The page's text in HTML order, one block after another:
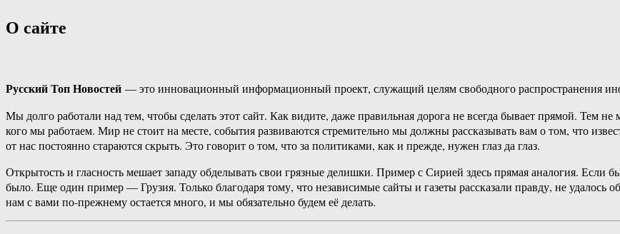
О сайте
Русский Топ Новостей — это инновационный информационный проект, служащий целям свободного распространения
Мы долго работали над тем, чтобы сделать этот сайт. Как видите, даже правильная дорога не всегда бывает прямой. Тем
кого мы работаем. Мир не стоит на месте, события развиваются стремительно мы должны рассказывать вам о том, что
от нас постоянно стараются скрыть. Это говорит о том, что за политиками, как и прежде, нужен глаз да глаз.
Открытость и гласность мешает западу обделывать свои грязные делишки. Пример с Сирией здесь прямая аналогия. Если
было. Еще один пример — Грузия. Только благодаря тому, что независимые сайты и газеты рассказали правду, не удалось
нам с вами по-прежнему остается много, и мы обязательно будем её делать.